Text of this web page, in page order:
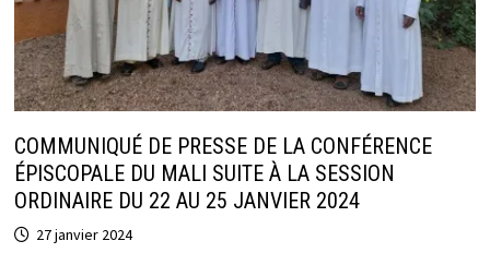
COMMUNIQUÉ DE PRESSE DE LA CONFÉRENCE
ÉPISCOPALE DU MALI SUITE À LA SESSION
ORDINAIRE DU 22 AU 25 JANVIER 2024
27 janvier 2024